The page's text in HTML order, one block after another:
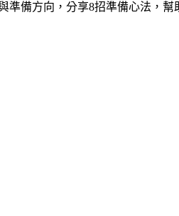
備方向，分享8招準備心法，